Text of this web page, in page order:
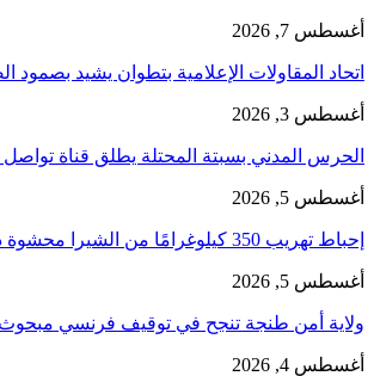
أغسطس 7, 2026
اتحاد المقاولات الإعلامية بتطوان يشيد بصمود
أغسطس 3, 2026
الحرس المدني بسبتة المحتلة يطلق قناة
أغسطس 5, 2026
إحباط تهريب 350 كيلوغرامًا من الشيرا محشوة داخل قوالب…
أغسطس 5, 2026
ولاية أمن طنجة تنجح في توقيف فرنسي مبحوث
أغسطس 4, 2026